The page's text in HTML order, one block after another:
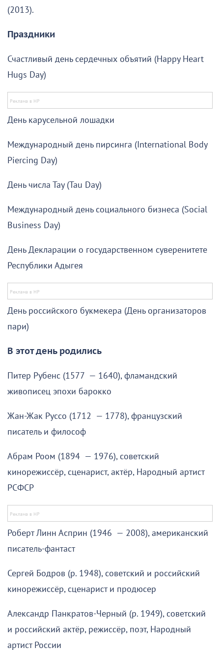
(2013).
Праздники
Счастливый день сердечных объятий (Happy Heart
Hugs Day)
День карусельной лошадки
Международный день пирсинга (International Body
Piercing Day)
День числа Тау (Tau Day)
Международный день социального бизнеса (Social
Business Day)
День Декларации о государственном суверенитете
Республики Адыгея
День российского букмекера (День организаторов
пари)
В этот день родились
Питер Рубенс (1577 — 1640), фламандский
живописец эпохи барокко
Жан-Жак Руссо (1712 — 1778), французский
писатель и философ
Абрам Роом (1894 — 1976), советский
кинорежиссёр, сценарист, актёр, Народный артист
РСФСР
Роберт Линн Асприн (1946 — 2008), американский
писатель-фантаст
Сергей Бодров (р. 1948), советский и российский
кинорежиссёр, сценарист и продюсер
Александр Панкратов-Черный (р. 1949), советский
и российский актёр, режиссёр, поэт, Народный
артист России